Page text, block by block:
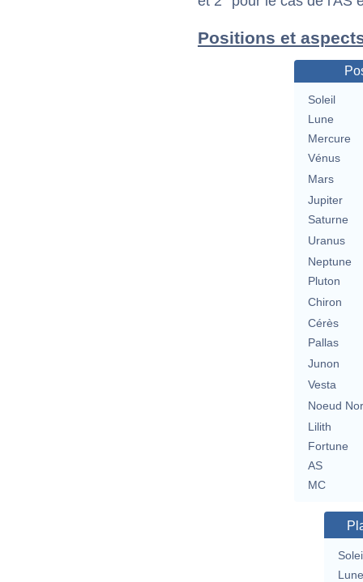
Positions et
Soleil
Lune
Mercure
Vénus
Mars
Jupiter
Saturne
Uranus
Neptune
Pluton
Chiron
Cérès
Pallas
Junon
Vesta
Noeud
Lilith
Fortune
AS
MC
Lune